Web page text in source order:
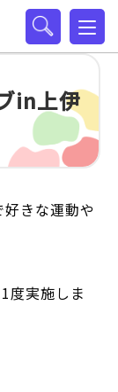
in上伊
きな運動や
度実施しま